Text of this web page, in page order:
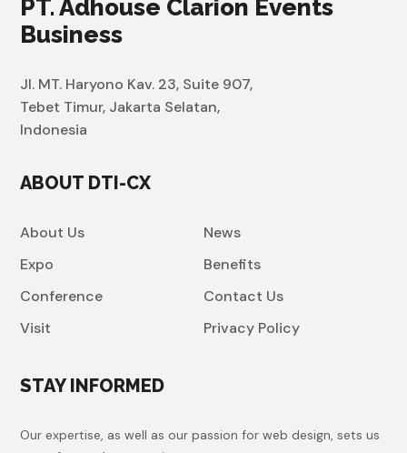
PT. Adhouse Clarion Events
Business
Jl. MT. Haryono Kav. 23, Suite 907,
Tebet Timur, Jakarta Selatan,
Indonesia
ABOUT DTI-CX
About Us
Expo
Conference
Visit
News
Benefits
Contact Us
Privacy Policy
STAY INFORMED
Our expertise, as well as our passion for web design, sets us